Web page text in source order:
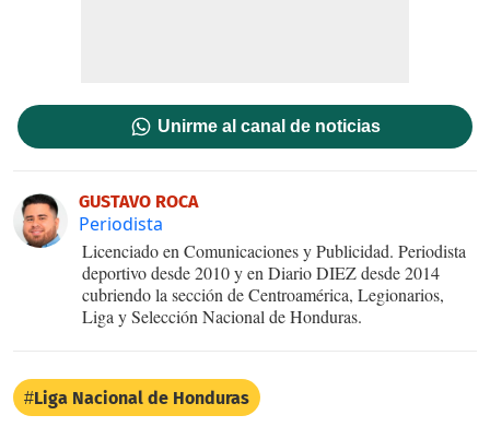
Unirme al canal de noticias
GUSTAVO ROCA
Periodista
Licenciado en Comunicaciones y Publicidad. Periodista
deportivo desde 2010 y en Diario DIEZ desde 2014
cubriendo la sección de Centroamérica, Legionarios,
Liga y Selección Nacional de Honduras.
Liga Nacional de Honduras